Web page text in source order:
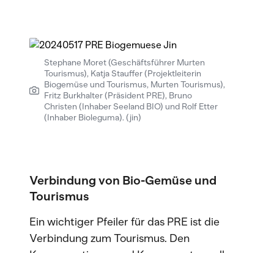
Stephane Moret (Geschäftsführer Murten
Tourismus), Katja Stauffer (Projektleiterin
Biogemüse und Tourismus, Murten Tourismus),
Fritz Burkhalter (Präsident PRE), Bruno
Christen (Inhaber Seeland BIO) und Rolf Etter
(Inhaber Bioleguma). (jin)
Verbindung von Bio-Gemüse und
Tourismus
Ein wichtiger Pfeiler für das PRE ist die
Verbindung zum Tourismus. Den